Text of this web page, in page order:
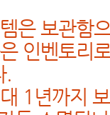
은 보관함
인벤토리
.
1년까지